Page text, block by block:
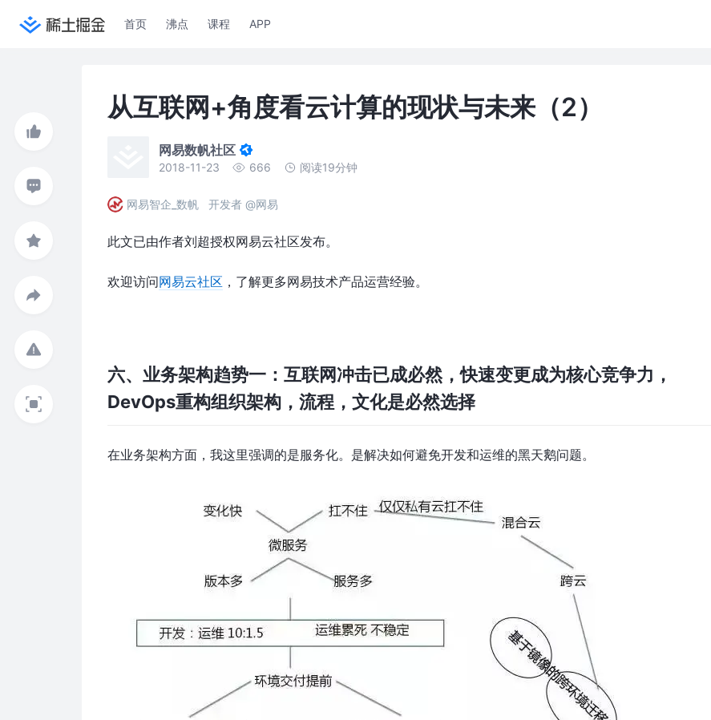
首页 沸点 课程 APP
从互联网+角度看云计算的现状与未来（2）
网易数帆社区
2018-11-23 666 阅读19分钟
网易智企_数帆 开发者 @网易
此文已由作者刘超授权网易云社区发布。
欢迎访问网易云社区 ，了解更多网易技术产品运营经验。
六、业务架构趋势一：互联网冲击已成必然，快速变更成为核心竞争力，
DevOps重构组织架构，流程，文化是必然选择
在业务架构方面，我这里强调的是服务化。是解决如何避免开发和运维的黑天鹅问题。